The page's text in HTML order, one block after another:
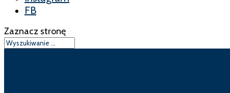
FB
Zaznacz stronę